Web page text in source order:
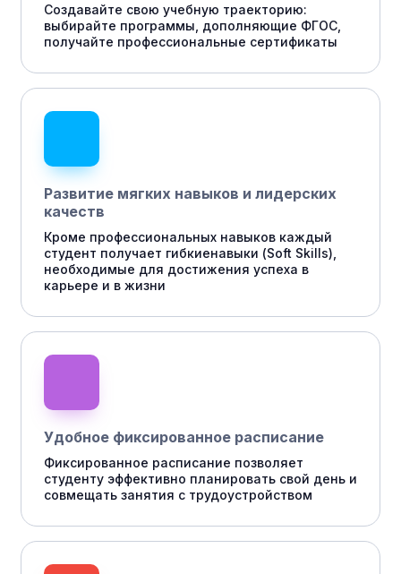
Создавайте свою учебную траекторию:
выбирайте программы, дополняющие ФГОС,
получайте профессиональные сертификаты
Развитие мягких навыков и лидерских
качеств
Кроме профессиональных навыков каждый
студент получает гибкиенавыки (Soft Skills),
необходимые для достижения успеха в
карьере и в жизни
Удобное фиксированное расписание
Фиксированное расписание позволяет
студенту эффективно планировать свой день и
совмещать занятия с трудоустройством